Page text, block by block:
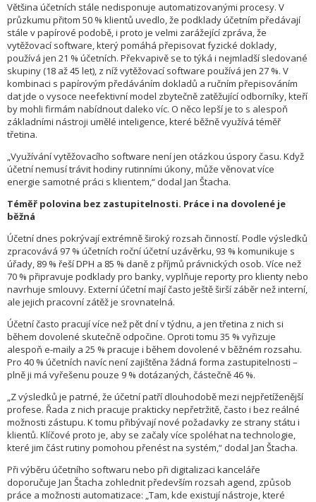
Většina účetních stále nedisponuje automatizovanými procesy. V
průzkumu přitom 50 % klientů uvedlo, že podklady účetním předávají
stále v papírové podobě, i proto je velmi zarážející zpráva, že
vytěžovací software, který pomáhá přepisovat fyzické doklady,
používá jen 21 % účetních. Překvapivě se to týká i nejmladší sledované
skupiny (18 až 45 let), z níž vytěžovací software používá jen 27 %. V
kombinaci s papírovým předáváním dokladů a ručním přepisováním
dat jde o vysoce neefektivní model zbytečně zatěžující odborníky, kteří
by mohli firmám nabídnout daleko víc. O něco lepší je to s alespoň
základními nástroji umělé inteligence, které běžně využívá téměř
třetina.
„Využívání vytěžovacího software není jen otázkou úspory času. Když
účetní nemusí trávit hodiny rutinními úkony, může věnovat více
energie samotné práci s klientem,“ dodal Jan Štacha.
Téměř polovina bez zastupitelnosti. Práce i na dovolené je
běžná
Účetní dnes pokrývají extrémně široký rozsah činností. Podle výsledků
zpracovává 97 % účetních roční účetní uzávěrku, 93 % komunikuje s
úřady, 89 % řeší DPH a 85 % daně z příjmů právnických osob. Více než
70 % připravuje podklady pro banky, vyplňuje reporty pro klienty nebo
navrhuje smlouvy. Externí účetní mají často ještě širší záběr než interní,
ale jejich pracovní zátěž je srovnatelná.
Účetní často pracují více než pět dní v týdnu, a jen třetina z nich si
během dovolené skutečně odpočine. Oproti tomu 35 % vyřizuje
alespoň e-maily a 25 % pracuje i během dovolené v běžném rozsahu.
Pro 40 % účetních navíc není zajištěna žádná forma zastupitelnosti –
plně ji má vyřešenu pouze 9 % dotázaných, částečně 46 %.
„Z výsledků je patrné, že účetní patří dlouhodobě mezi nejpřetíženější
profese. Řada z nich pracuje prakticky nepřetržitě, často i bez reálné
možnosti zástupu. K tomu přibývají nové požadavky ze strany státu i
klientů. Klíčové proto je, aby se začaly více spoléhat na technologie,
které jim část rutiny pomohou přenést na systém,“ dodal Jan Štacha.
Při výběru účetního softwaru nebo při digitalizaci kanceláře
doporučuje Jan Štacha zohlednit především rozsah agend, způsob
práce a možnosti automatizace: „Tam, kde existují nástroje, které